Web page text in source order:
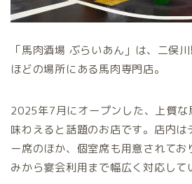
「馬肉酒場 ぶらいあん」は、二俣
ほどの場所にある馬肉専門店。
2025年7月にオープンした、上質な
味わえると話題のお店です。店内は
ー席のほか、個室席も用意されて
みから宴会利用まで幅広く対応して